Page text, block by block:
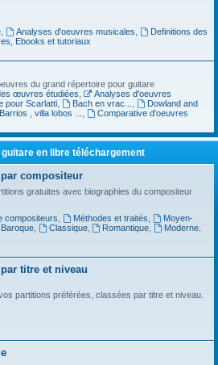
, Analyses d'oeuvres musicales
Definitions des
Ebooks et tutoriaux
du grand répertoire pour guitare
œuvres étudiées
Analyses d'oeuvres
pour Scarlatti, Bach en vrac...
Dowland and
Barrios , villa lobos ...
Comparative d'oeuvres
en libre téléchargement
compositeur
gratuites avec biographies du compositeur
compositeurs Méthodes et traités
Moyen-
Baroque, Classique, Romantique Moderne
titre et niveau
partitions préférées, classées par titre et niveau.